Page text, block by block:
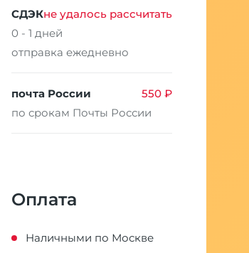
СДЭКне удалось рассчитать
0 - 1 дней
отправка ежедневно
почта России
550 ₽
по срокам Почты России
Оплата
Наличными по Москве